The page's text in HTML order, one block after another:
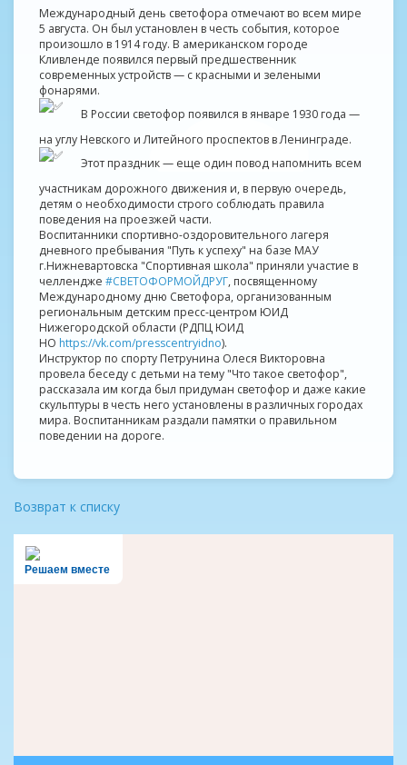
Международный день светофора отмечают во всем мире
5 августа. Он был установлен в честь события, которое
произошло в 1914 году. В американском городе
Кливленде появился первый предшественник
современных устройств — с красными и зелеными
фонарями.
В России светофор появился в январе 1930 года —
на углу Невского и Литейного проспектов в Ленинграде.
Этот праздник — еще один повод напомнить всем
участникам дорожного движения и, в первую очередь,
детям о необходимости строго соблюдать правила
поведения на проезжей части.
Воспитанники спортивно-оздоровительного лагеря
дневного пребывания "Путь к успеху" на базе МАУ
г.Нижневартовска "Спортивная школа" приняли участие в
челлендже #СВЕТОФОРМОЙДРУГ, посвященному
Международному дню Светофора, организованным
региональным детским пресс-центром ЮИД
Нижегородской области (РДПЦ ЮИД
НО https://vk.com/presscentryidno).
Инструктор по спорту Петрунина Олеся Викторовна
провела беседу с детьми на тему "Что такое светофор",
рассказала им когда был придуман светофор и даже какие
скульптуры в честь него установлены в различных городах
мира. Воспитанникам раздали памятки о правильном
поведении на дороге.
Возврат к списку
Решаем вместе